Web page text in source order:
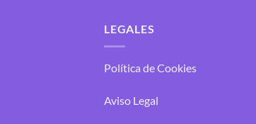
LEGALES
Política de Cookies
Aviso Legal